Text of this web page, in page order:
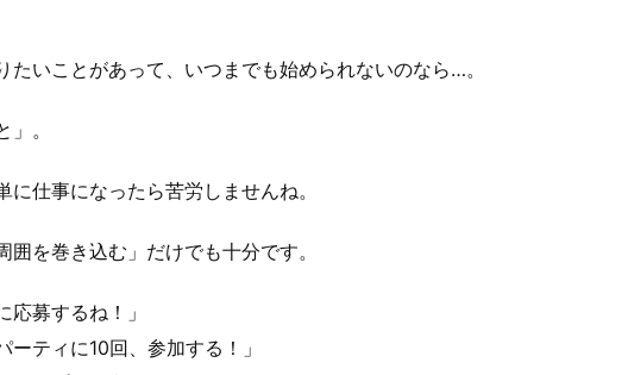
たいことがあって、いつまでも始められないのなら…。
。
に仕事になったら苦労しませんね。
囲を巻き込む」だけでも十分です。
応募するね！」
ーティに10回、参加する！」